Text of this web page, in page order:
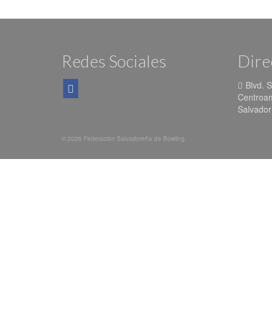
Redes Sociales
Blvd.
© 2026 Federación Salvadoreña de Bowling.